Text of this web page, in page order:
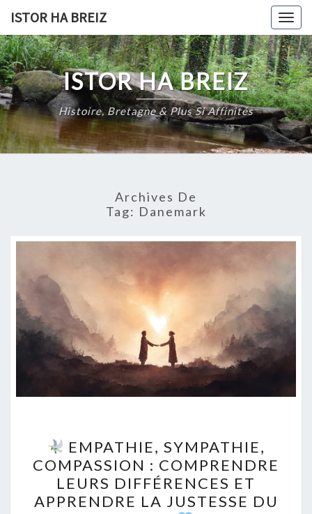
content
ISTOR HA BREIZ
ISTOR HA BREIZ
Histoire, Bretagne & Plus Si Affinités
Archives De
Tag: Danemark
EMPATHIE,
SYMPATHIE,
COMPASSION
:
EMPATHIE, SYMPATHIE,
COMPASSION : COMPRENDRE
LEURS DIFFÉRENCES ET
APPRENDRE LA JUSTESSE DU